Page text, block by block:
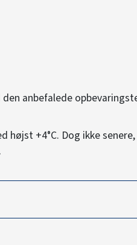
anbefalede
højst +4°C. Dog ikke